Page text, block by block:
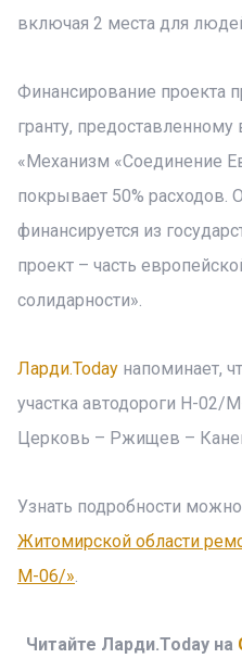
включая 2 места для
Финансирование проекта
гранту,
«Механизм «Соединение
покрывает 50% расходов.
финансируется из
проект – часть
солидарности».
Ларди.Today напоминает,
участка автодороги Н-
Церковь – Ржищев –
Узнать подробности
Житомирской области
М-06/».
Читайте Ларди.Today на